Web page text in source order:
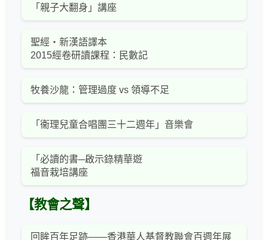
「親子大翻身」講座
聖經‧新漢語譯本
2015經卷研讀課程：民數記
牧養沙龍：管理過度 vs 領導不足
「衞理兒童合唱團三十二週年」音樂會
「必讀的書─啟示錄精華遊
福音栽培講座
【教會之聲】
回眸百年足跡——香港華人基督教聯會百週年展